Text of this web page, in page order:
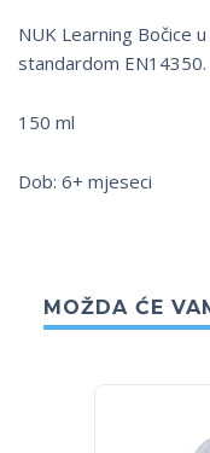
NUK Learning Bočice
standardom EN14350.
150 ml
Dob: 6+ mjeseci
MOŽDA ĆE